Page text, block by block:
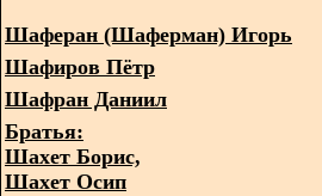
Шаферан (Шаферман) Игорь
Шафиров Пётр
Шафран Даниил
Братья:
Шахет Борис,
Шахет Осип